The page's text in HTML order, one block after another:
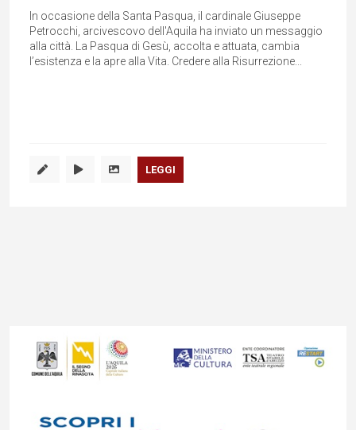
In occasione della Santa Pasqua, il cardinale Giuseppe
Petrocchi, arcivescovo dell'Aquila ha inviato un messaggio
alla città. La Pasqua di Gesù, accolta e attuata, cambia
l’esistenza e la apre alla Vita. Credere alla Risurrezione...
LEGGI